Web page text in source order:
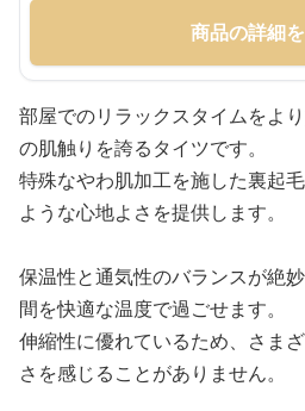
商品の詳細
部屋でのリラックスタイムをよ
の肌触りを誇るタイツです。
特殊なやわ肌加工を施した裏起
ような心地よさを提供します。
保温性と通気性のバランスが絶
間を快適な温度で過ごせます。
伸縮性に優れているため、さま
さを感じることがありません。